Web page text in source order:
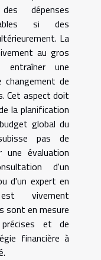
dépenses
si des
La
au gros
une
de
Cet aspect doit
la planification
global du
pas de
une évaluation
d'un
d'un expert en
vivement
sont en mesure
et de
financière à